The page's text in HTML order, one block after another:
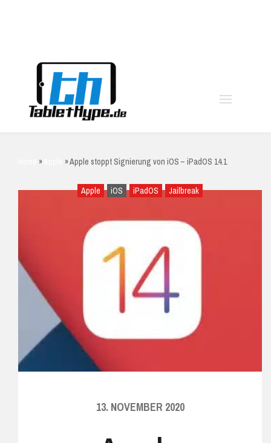
» »Apple stoppt Signierung von iOS – iPadOS 14.1
Apple iOS iPadOS Jailbreak
13. NOVEMBER 2020